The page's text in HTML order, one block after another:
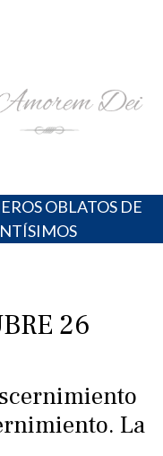
Marianas,
OBLATOS DE
26
La